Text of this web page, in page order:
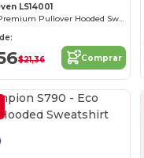
LS14001
Unisex Premium Pullover Hooded Sweatshirt
$21,36 Comprar